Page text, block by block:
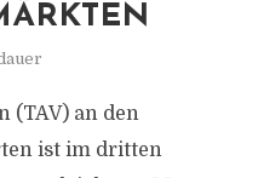
(TAV) an den
ist im dritten